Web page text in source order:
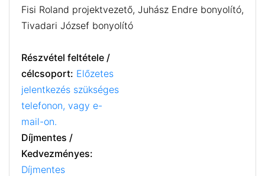
Fisi Roland projektvezető, Juhász Endre bonyolító,
Tivadari József bonyolító
Részvétel feltétele /
célcsoport: Előzetes
jelentkezés szükséges
telefonon, vagy e-
mail-on.
Díjmentes /
Kedvezményes:
Díjmentes